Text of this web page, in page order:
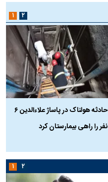
حادثه هولناک در پاساژ علاءالدین ۶
نفر را راهی بیمارستان کرد
۱ ۲
۱ ۲